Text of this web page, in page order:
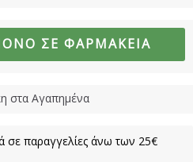
ΣΕ ΦΑΡΜΑΚΕΊΑ
στα Αγαπημένα
σε παραγγελίες άνω των 25€